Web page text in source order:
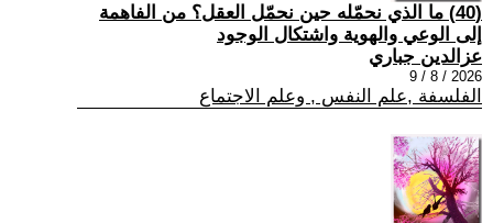
(40) ما الذي نحمّله حين نحمّل العقل؟ من الفاهمة
إلى الوعي والهوية واشتكال الوجود
عزالدين جباري
2026 / 8 / 9
الفلسفة ,علم النفس , وعلم الاجتماع